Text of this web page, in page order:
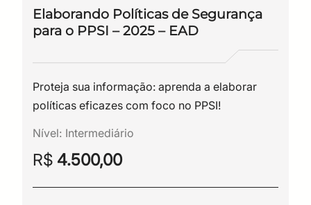
Elaborando Políticas de Segurança
para o PPSI – 2025 – EAD
Proteja sua informação: aprenda a elaborar
políticas eficazes com foco no PPSI!
Nível: Intermediário
R$ 4.500,00